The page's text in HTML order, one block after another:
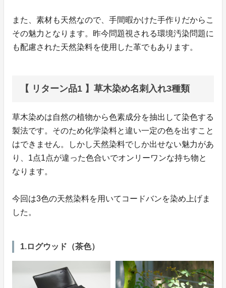
また、素材も天然なので、手間暇かけた手作りだからこ
その魅力となります。昨今問題視される環境汚染問題に
も配慮された天然染料を使用した革でもあります。
【 リターン品1 】草木染め名刺入れ3種類
草木染めは自然の植物から色素成分を抽出して染色する
製法です。そのため化学染料と違い一定の色を出すこと
はできません。しかし天然染料でしか出せない魅力があ
り、1点1点が違った色合いでオンリーワンな持ち物と
なります。
今回は3色の天然染料を用いてコードバンを染め上げま
した。
1.ログウッド（茶色）